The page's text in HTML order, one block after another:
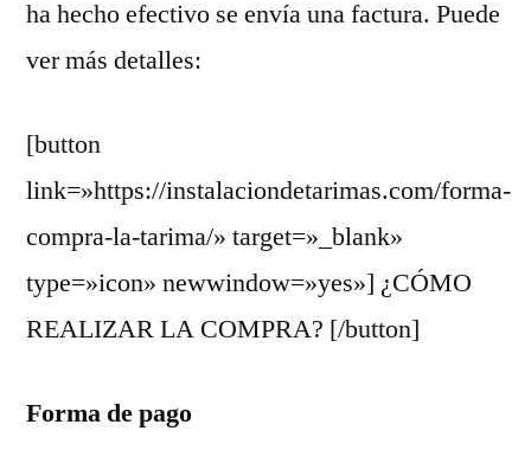
ha hecho efectivo se envía una factura. Puede
ver más detalles:
[button
link=»https://instalaciondetarimas.com/forma-
compra-la-tarima/» target=»_blank»
type=»icon» newwindow=»yes»] ¿CÓMO
REALIZAR LA COMPRA? [/button]
Forma de pago